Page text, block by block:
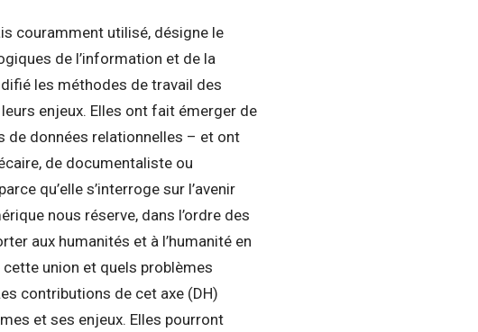
couramment utilisé, désigne le
de l’information et de la
les méthodes de travail des
enjeux. Elles ont fait émerger de
de données relationnelles – et ont
de documentaliste ou
qu’elle s’interroge sur l’avenir
nous réserve, dans l’ordre des
aux humanités et à l’humanité en
union et quels problèmes
contributions de cet axe (DH)
et ses enjeux. Elles pourront